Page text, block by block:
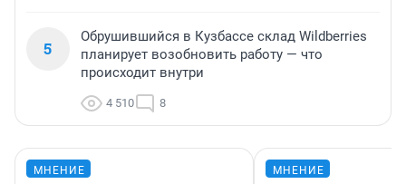
5
Обрушившийся в Кузбассе склад Wildberries
планирует возобновить работу — что
происходит внутри
4 510 8
МНЕНИЕ МНЕНИЕ